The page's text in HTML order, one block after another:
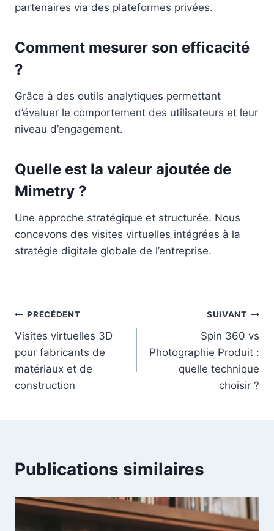
partenaires via des plateformes privées.
Comment mesurer son efficacité
?
Grâce à des outils analytiques permettant
d’évaluer le comportement des utilisateurs et leur
niveau d’engagement.
Quelle est la valeur ajoutée de
Mimetry ?
Une approche stratégique et structurée. Nous
concevons des visites virtuelles intégrées à la
stratégie digitale globale de l’entreprise.
Navigation
de
l’article
PRÉCÉDENT
Visites virtuelles 3D
pour fabricants de
matériaux et de
construction
SUIVANT
Spin 360 vs
Photographie Produit :
quelle technique
choisir ?
Publications similaires